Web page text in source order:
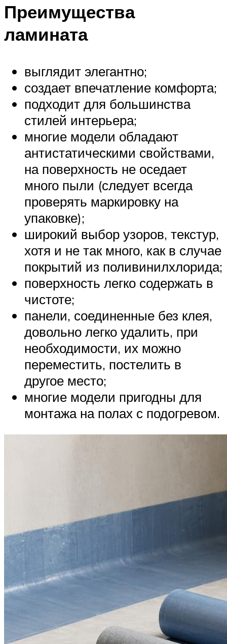
Преимущества
ламината
выглядит элегантно;
создает впечатление комфорта;
подходит для большинства
стилей интерьера;
многие модели обладают
антистатическими свойствами,
на поверхность не оседает
много пыли (следует всегда
проверять маркировку на
упаковке);
широкий выбор узоров, текстур,
хотя и не так много, как в случае
покрытий из поливинилхлорида;
поверхность легко содержать в
чистоте;
панели, соединенные без клея,
довольно легко удалить, при
необходимости, их можно
переместить, постелить в
другое место;
многие модели пригодны для
монтажа на полах с подогревом.